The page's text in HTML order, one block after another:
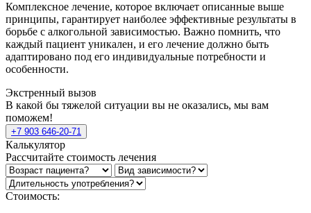
Комплексное лечение, которое включает описанные выше
принципы, гарантирует наиболее эффективные результаты в
борьбе с алкогольной зависимостью. Важно помнить, что
каждый пациент уникален, и его лечение должно быть
адаптировано под его индивидуальные потребности и
особенности.
Экстренный вызов
В какой бы тяжелой ситуации вы не оказались, мы вам
поможем!
+7 903 646-20-71
Калькулятор
Рассчитайте стоимость лечения
Стоимость: